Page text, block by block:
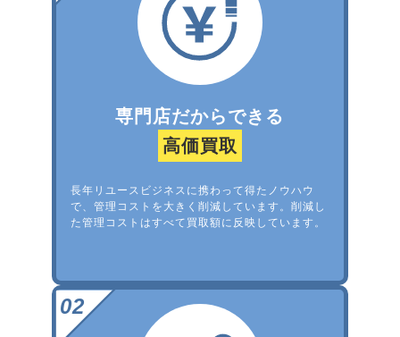
専門店だからできる
高価買取
長年リユースビジネスに携わって得たノウハウ
で、管理コストを大きく削減しています。削減し
た管理コストはすべて買取額に反映しています。